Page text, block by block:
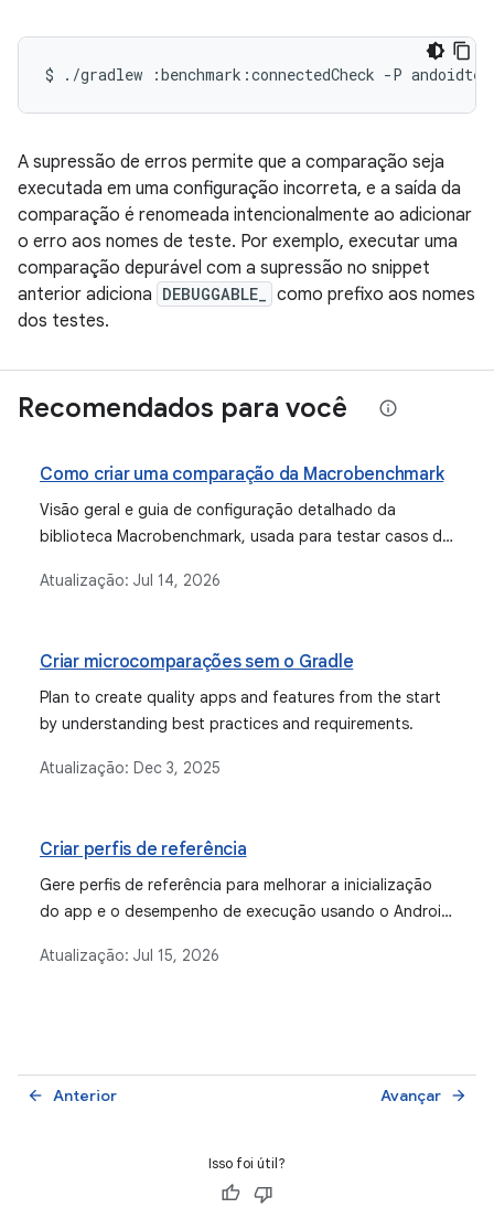
$ ./gradlew :benchmark:connectedCheck -P
A supressão de erros permite que a comparação seja
executada em uma configuração incorreta, e a saída da
comparação é renomeada intencionalmente ao adicionar
o erro aos nomes de teste. Por exemplo, executar uma
comparação depurável com a supressão no snippet
anterior adiciona DEBUGGABLE_
como prefixo aos nomes
dos testes.
Recomendados para você
Como criar uma comparação da Macrobenchmark
Visão geral e guia de configuração detalhado da
biblioteca Macrobenchmark, usada para testar casos de
interações complexas de interface.
Atualização: Jul 14, 2026
Criar microcomparações sem o Gradle
Plan to create quality apps and features from the start
by understanding best practices and requirements.
Atualização: Dec 3, 2025
Criar perfis de referência
Gere perfis de referência para melhorar a inicialização
do app e o desempenho de execução usando o Android
Atualização: Jul 15, 2026
Anterior
arrow_back Avançar arrow_forward
Isso foi útil?